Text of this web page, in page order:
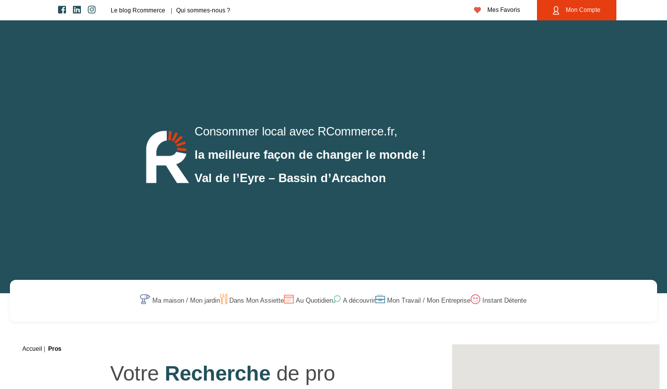
Le blog Rcommerce Qui sommes-nous ? Mes Favoris Mon Compte
Consommer local avec RCommerce.fr,
la meilleure façon de changer le monde !
Val de l’Eyre – Bassin d’Arcachon
Ma maison / Mon jardin Dans Mon Assiette Au Quotidien A découvrir Mon Travail / Mon Entreprise Instant Détente
Accueil Pros
Votre Recherche de pro